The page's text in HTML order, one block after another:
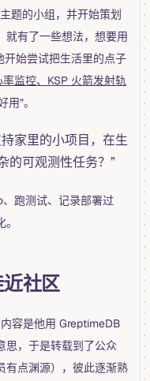
题的小组，并开始策划
就有了一些想法，想要用
始尝试把生活里的点子
监控、KSP 火箭发射轨
”。
家里的小项目，在生
的可观测性任务？”
跑测试、记录部署过
社区
容是他用 GreptimeDB
思，于是转载到了公众
有点渊源），彼此逐渐熟